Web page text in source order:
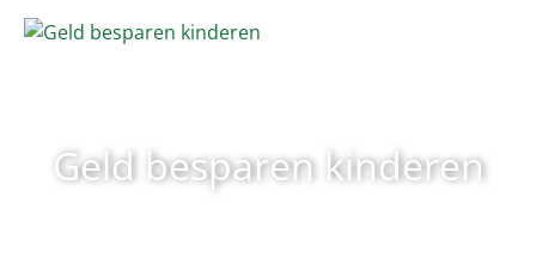
Geld besparen kinderen